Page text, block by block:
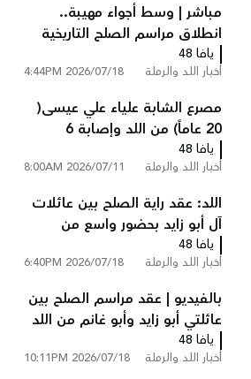
مباشر | وسط أجواء مهيبة..
انطلاق مراسم الصلح التاريخية
بين عائلتي أبو زايد وأبو غانم في
كفر قاسم
يافا 48
أخبار اللد والرملة 2026/07/18 4:44PM
مصرع الشابة علياء علي عيسى(
20 عاماً) من اللد وإصابة 6
أشخاص في حادث طرق مروع
على شارع 6 قرب الطيبة
يافا 48
أخبار اللد والرملة 2026/07/11 8:00AM
اللد: عقد راية الصلح بين عائلات
آل أبو زايد بحضور واسع من
الوجهاء ولجان الإصلاح
يافا 48
أخبار اللد والرملة 2026/07/18 6:40PM
بالفيديو | عقد مراسم الصلح بين
عائلتي أبو زايد وأبو غانم من اللد
في كفر قاسم
يافا 48
أخبار اللد والرملة 2026/07/18 10:11PM